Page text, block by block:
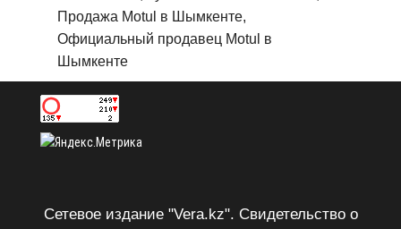
Продажа Motul в Шымкенте,
Официальный продавец Motul в
Шымкенте
Сетевое издание "Vera.kz". Свидетельство о